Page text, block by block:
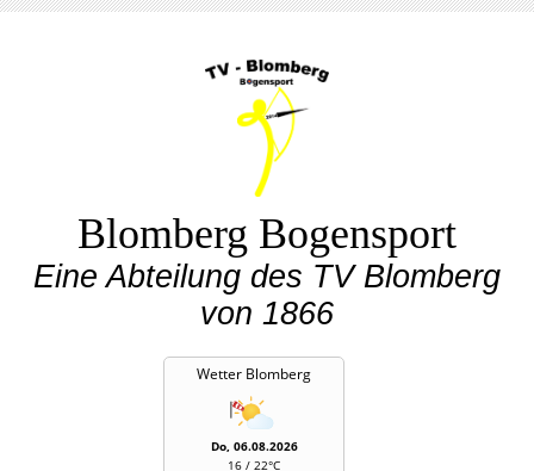
Blomberg Bogensport
Eine Abteilung des TV Blomberg
von 1866